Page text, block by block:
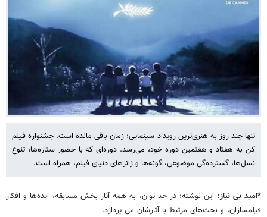
تنها چند روز به هنری‌ترین رویداد سینمایی؛ زمان باقی مانده است. جشنواره فیلم
کن به هفتاد و هفتمین دوره خود، می‌رسد. دوره‌ای که با حضور ستاره‌ها، تنوع
نسل‌ها، گسترده‌گی موضوعی، گونه‌ها و ژانرهای دنیای فیلم، همراه است.
*امید بی نیاز: این نوشته؛ در حد توان، به همه آثار بخش مسابقه، ایده‌ها و افکار
فیلمسازان، و بحث‌های مرتبط با آثارشان می پردازد.